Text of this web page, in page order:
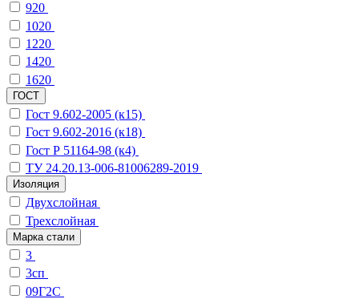
920
1020
1220
1420
1620
ГОСТ
Гост 9.602-2005 (к15)
Гост 9.602-2016 (к18)
Гост Р 51164-98 (к4)
ТУ 24.20.13-006-81006289-2019
Изоляция
Двухслойная
Трехслойная
Марка стали
3
3сп
09Г2С